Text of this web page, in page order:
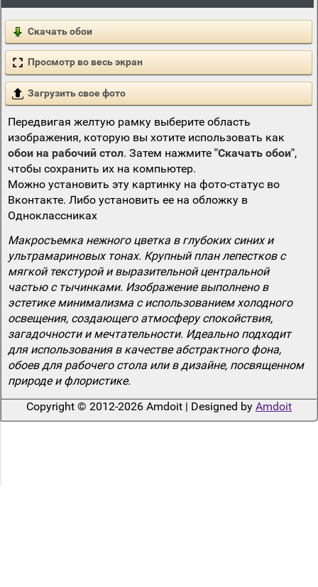
Скачать обои
Просмотр во весь экран
Загрузить свое фото
Передвигая желтую рамку выберите область
изображения, которую вы хотите использовать как
обои на рабочий стол. Затем нажмите "Скачать обои",
чтобы сохранить их на компьютер.
Можно установить эту картинку на фото-статус во
Вконтакте. Либо установить ее на обложку в
Одноклассниках
Макросъемка нежного цветка в глубоких синих и
ультрамариновых тонах. Крупный план лепестков с
мягкой текстурой и выразительной центральной
частью с тычинками. Изображение выполнено в
эстетике минимализма с использованием холодного
освещения, создающего атмосферу спокойствия,
загадочности и мечтательности. Идеально подходит
для использования в качестве абстрактного фона,
обоев для рабочего стола или в дизайне, посвященном
природе и флористике.
Copyright © 2012-2026 Amdoit | Designed by Amdoit